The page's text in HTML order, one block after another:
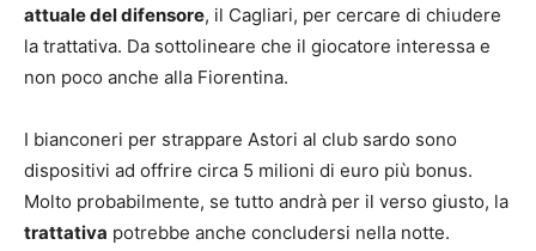
attuale del difensore, il Cagliari, per cercare di chiudere
la trattativa. Da sottolineare che il giocatore interessa e
non poco anche alla Fiorentina.
I bianconeri per strappare Astori al club sardo sono
dispositivi ad offrire circa 5 milioni di euro più bonus.
Molto probabilmente, se tutto andrà per il verso giusto, la
trattativa potrebbe anche concludersi nella notte.